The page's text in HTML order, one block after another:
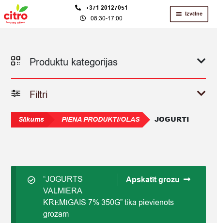
Skip
to
Skip
to
+371 20127051
08:30-17:00
Izvēlne
Produktu kategorijas
Filtri
Sākums PIENA PRODUKTI/OLAS JOGURTI
Apskatīt grozu
“JOGURTS
VALMIERA
KRĒMĪGAIS 7% 350G” tika pievienots
grozam